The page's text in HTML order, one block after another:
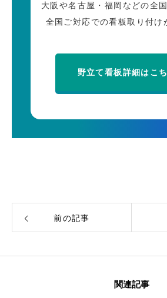
大阪や名古屋・福岡などの全
全国ご対応での看板取り付け
野立て看板詳細はこ
前の記事
関連記事